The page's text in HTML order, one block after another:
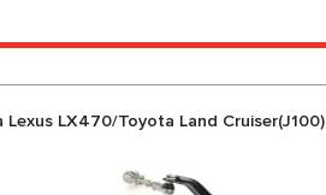
LX470/Toyota Land Cruiser(J100)